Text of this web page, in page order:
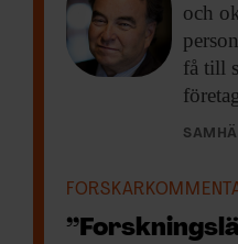
och
få till